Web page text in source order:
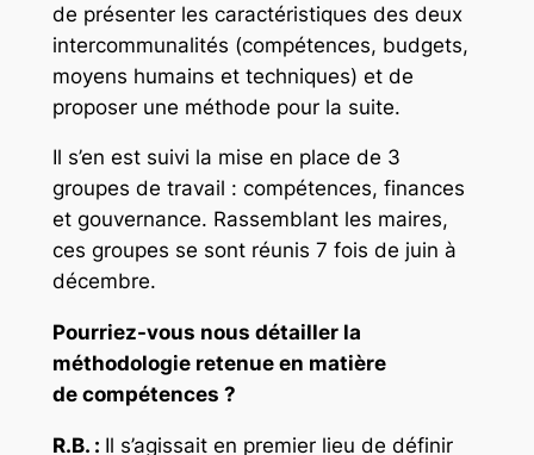
de présenter les caractéristiques des deux
intercommunalités (compétences, budgets,
moyens humains et techniques) et de
proposer une méthode pour la suite.
Il s’en est suivi la mise en place de 3
groupes de travail : compétences, finances
et gouvernance. Rassemblant les maires,
ces groupes se sont réunis 7 fois de juin à
décembre.
Pourriez-vous nous détailler la
méthodologie retenue en matière
de compétences ?
R.B. : Il s’agissait en premier lieu de définir